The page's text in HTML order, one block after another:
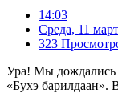
14:03
Среда, 11
323
Ура! Мы дождались
«Бухэ барилдаан».